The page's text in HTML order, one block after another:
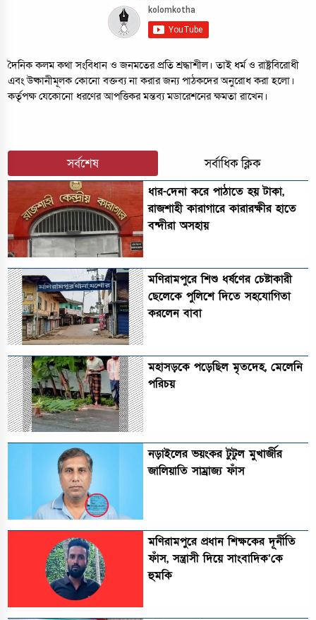
দৈনিক কলম কথা সংবিধান ও জনমতের প্রতি শ্রদ্ধাশীল। তাই ধর্ম ও রাষ্ট্রবিরোধী
এবং উষ্কানীমূলক কোনো বক্তব্য না করার জন্য পাঠকদের অনুরোধ করা হলো।
কর্তৃপক্ষ যেকোনো ধরণের আপত্তিকর মন্তব্য মডারেশনের ক্ষমতা রাখেন।
সর্বশেষ সর্বাধিক ক্লিক
ধার-দেনা করে পাঠাতে হয় টাকা,
রাজশাহী কারাগারে কারারক্ষীর হাতে
বন্দীরা অসহায়
মণিরামপুরে শিশু ধর্ষণের চেষ্টাকারী
ছেলেকে পুলিশে দিতে সহযোগিতা
করলেন বাবা
মহাসড়কে পড়েছিল মৃতদেহ, মেলেনি
পরিচয়
নড়াইলের ভয়ংকর টুটুল মুখার্জীর
জালিয়াতি সাম্রাজ্য ফাঁস
মণিরামপুরে প্রধান শিক্ষকের দূর্নীতি
ফাঁস, সন্ত্রাসী দিয়ে সাংবাদিক’কে
হুমকি